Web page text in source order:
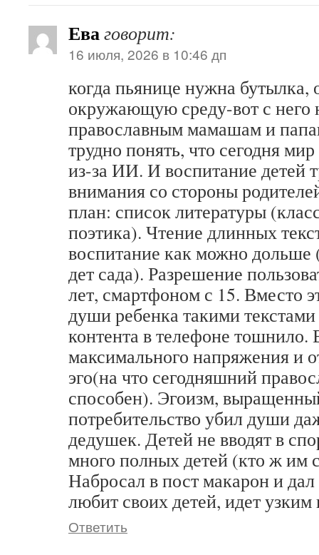
Еваговорит:
16 июля, 2026 в 10:46 дп
когда пьянице нужна бутылка,
окружающую среду-вот с него
православным мамашам и
трудно понять, что сегодня
из-за ИИ. И воспитание детей
внимания со стороны
план: список литературы
поэтика). Чтение длинных
воспитание как можно дольше
дет сада). Разрешение
лет, смартфоном с 15.
души ребенка такими текстами
контента в телефоне тошнило.
максимального напряжения и
эго(на что сегодняшний
способен). Эгоизм,
потребительство убил души
дедушек. Детей не вводят в
много полных детей (кто ж им
Набросал в пост макарон и дал
любит своих детей, идет узким
Ответить